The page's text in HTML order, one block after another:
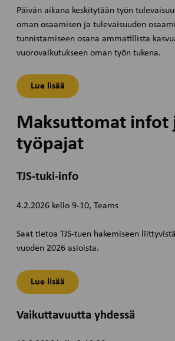
Päivän aikana keskitytään työn
oman osaamisen ja tulevaisuuden
tunnistamiseen osana ammatillista
vuorovaikutukseen oman työn tukena.
Lue lisää
Maksuttomat infot
työpajat
TJS-tuki-info
4.2.2026 kello 9-10, Teams
Saat tietoa TJS-tuen hakemiseen
vuoden 2026 asioista.
Lue lisää
Vaikuttavuutta yhdessä